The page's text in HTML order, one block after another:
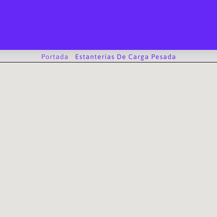
Portada - Estanterías De Carga Pesada